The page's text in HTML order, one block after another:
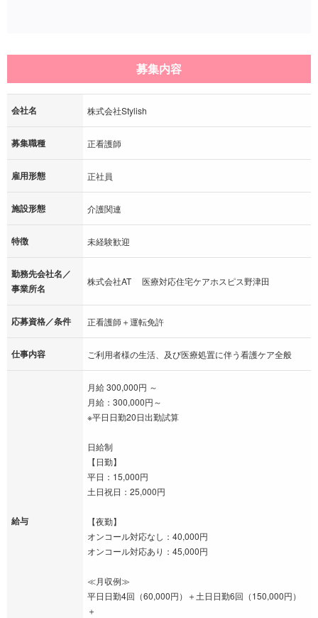
募集内容
会社名 株式会社Stylish
募集職種 正看護師
雇用形態 正社員
施設形態 介護関連
特徴 未経験歓迎
勤務先会社名／
事業所名
株式会社AT 医療対応住宅ケアホスピス野津田
応募資格／条件 正看護師＋運転免許
仕事内容 ご利用者様の生活、及び医療処置に伴う看護ケア全般
給与
月給 300,000円 ～
月給：300,000円～
※平日日勤20日出勤試算
日給制
【日勤】
平日：15,000円
土日祝日：25,000円
【夜勤】
オンコール対応なし：40,000円
オンコール対応あり：45,000円
≪月収例≫
平日日勤4回（60,000円）＋土日日勤6回（150,000円）
＋